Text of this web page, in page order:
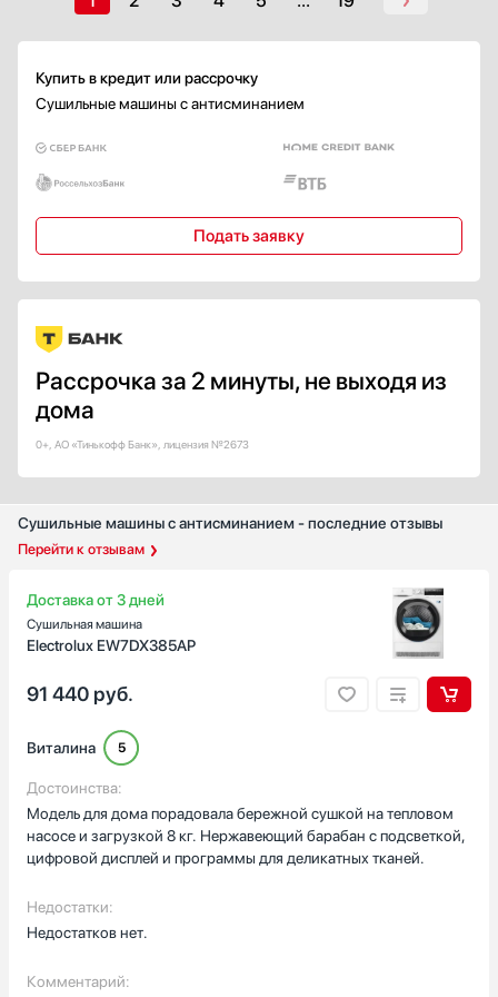
Евросоюз
Китай
Корея
Показать все
Купить в кредит или рассрочку
Сушильные машины с антисминанием
Подать заявку
Рассрочка за 2 минуты, не выходя из
дома
0+, АО «Тинькофф Банк», лицензия №2673
Сушильные машины с антисминанием - последние отзывы
Перейти к отзывам
Доставка от 3 дней
Сушильная машина
Electrolux EW7DX385AP
91 440 руб.
Виталина 5
Достоинства:
Модель для дома порадовала бережной сушкой на тепловом
насосе и загрузкой 8 кг. Нержавеющий барабан с подсветкой,
цифровой дисплей и программы для деликатных тканей.
Недостатки:
Недостатков нет.
Комментарий: